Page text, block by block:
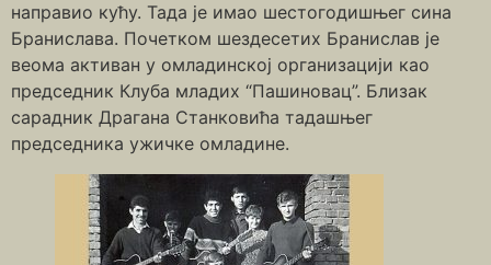
направио кућу. Тада је имао шестогодишњег сина
Бранислава. Почетком шездесетих Бранислав је
веома активан у омладинској организацији као
председник Клуба младих “Пашиновац”. Близак
сарадник Драгана Станковића тадашњег
председника ужичке омладине.